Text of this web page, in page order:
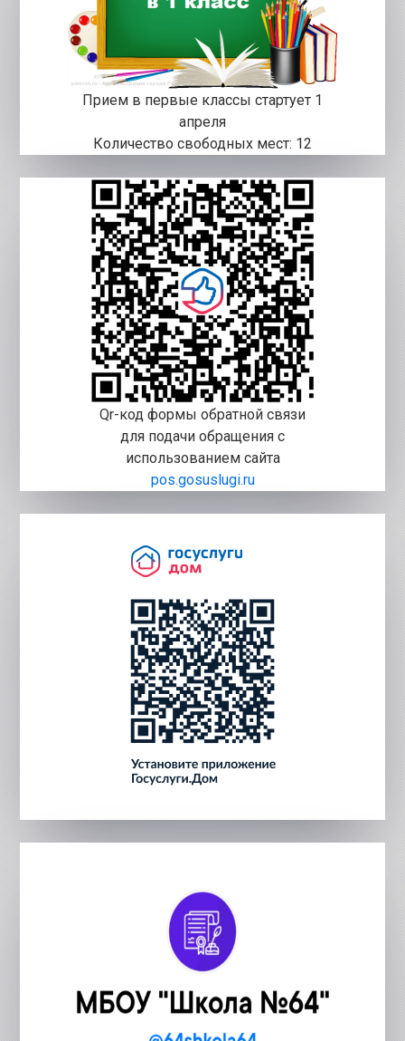
Прием в первые классы стартует 1
апреля
Количество свободных мест: 12
Qr-код формы обратной связи
для подачи обращения с
использованием сайта
pos.gosuslugi.ru